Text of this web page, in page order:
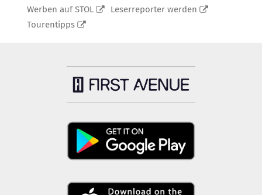
Werben auf STOL
Leserreporter werden
Tourentipps